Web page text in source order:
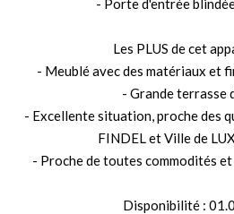
- Porte d'entrée
Les PLUS de cet
- Meublé avec des matériaux et
- Grande terrasse
- Excellente situation, proche des
FINDEL et Ville de
- Proche de toutes commodités
Disponibilité :